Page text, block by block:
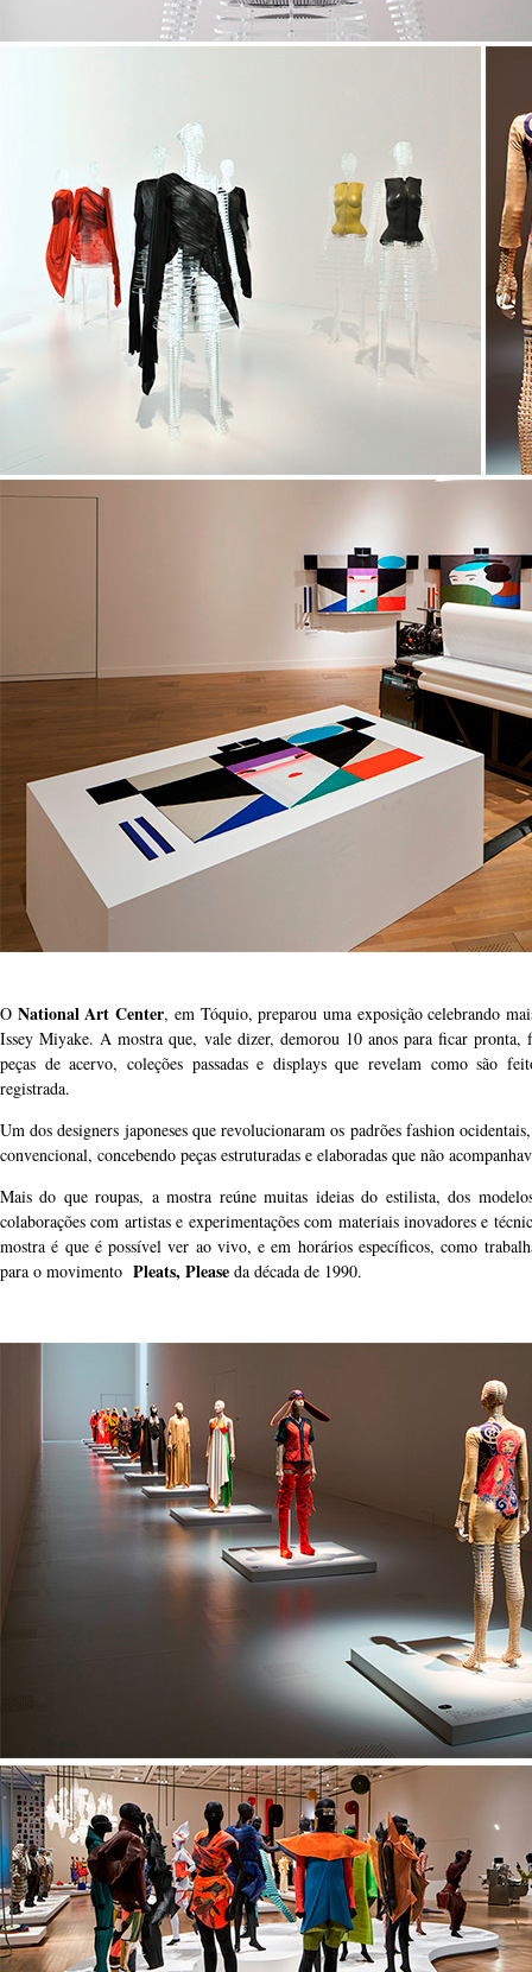
O National Art Center, em Tóquio, preparou uma exposição celebrando
Issey Miyake. A mostra que, vale dizer, demorou 10 anos para ficar
peças de acervo, coleções passadas e displays que revelam como são
registrada.
Um dos designers japoneses que revolucionaram os padrões fashion
convencional, concebendo peças estruturadas e elaboradas que não
Mais do que roupas, a mostra reúne muitas ideias do estilista, dos
colaborações com artistas e experimentações com materiais inovadores e
mostra é que é possível ver ao vivo, e em horários específicos, como
para o movimento Pleats, Please da década de 1990.